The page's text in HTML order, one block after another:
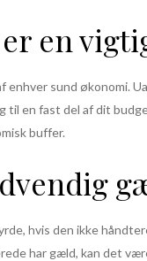
en
enhver sund økonomi.
til en fast del af dit
buffer.
hvis den ikke
har gæld, kan det